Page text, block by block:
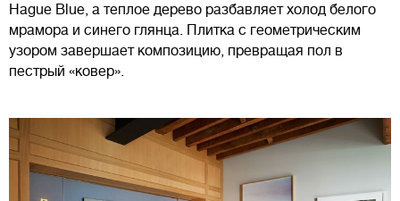
Hague Blue, а теплое дерево разбавляет холод белого
мрамора и синего глянца. Плитка с геометрическим
узором завершает композицию, превращая пол в
пестрый «ковер».